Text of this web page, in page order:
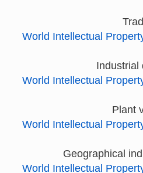
Industrial
Plant
Geographical